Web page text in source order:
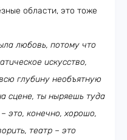
области, это тоже
любовь, потому что
искусство,
глубину необъятную
сцене, ты ныряешь туда
это, конечно, хорошо,
театр – это